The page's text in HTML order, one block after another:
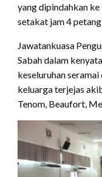
yang dipindahkan ke
setakat jam 4
Jawatankuasa
Sabah dalam
keseluruhan
keluarga terjejas
Tenom, Beaufort,